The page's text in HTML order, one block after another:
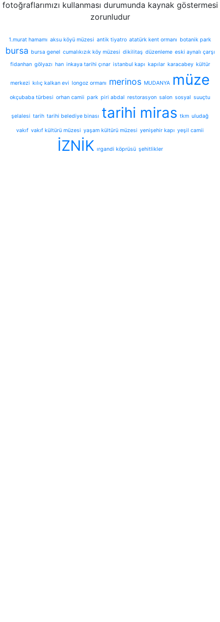
fotoğraflarımızı kullanması durumunda kaynak göstermesi
zorunludur
1.murat hamamı aksu köyü müzesi antik tiyatro atatürk kent ormanı botanik park
bursa bursa genel cumalıkızık köy müzesi dikilitaş düzenleme eski aynalı çarşı
fidanhan gölyazı han inkaya tarihi çınar istanbul kapı kapılar karacabey kültür
merkezi kılıç kalkan evi longoz ormanı merinos MUDANYA müze
okçubaba türbesi orhan camii park piri abdal restorasyon salon sosyal suuçtu
şelalesi tarih tarihi belediye binası tarihi miras tkm uludağ
vakıf vakıf kültürü müzesi yaşam kültürü müzesi yenişehir kapı yeşil camii
İZNİK ırgandi köprüsü şehitlikler